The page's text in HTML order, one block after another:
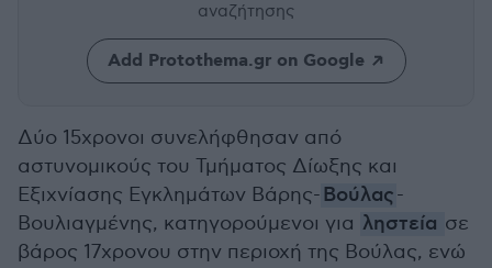
αναζήτησης
Add Protothema.gr on Google
Δύο 15χρονοι συνελήφθησαν από
αστυνομικούς του Τμήματος Δίωξης και
Εξιχνίασης Εγκλημάτων Βάρης-Βούλας-
Βουλιαγμένης, κατηγορούμενοι για ληστεία σε
βάρος 17χρονου στην περιοχή της Βούλας, ενώ